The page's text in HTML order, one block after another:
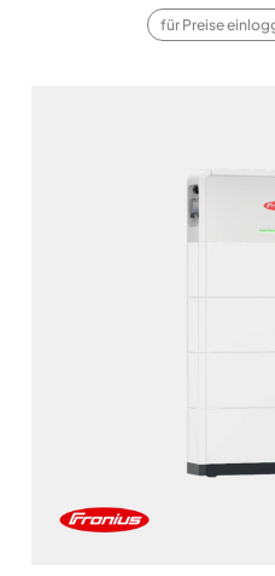
für Preise